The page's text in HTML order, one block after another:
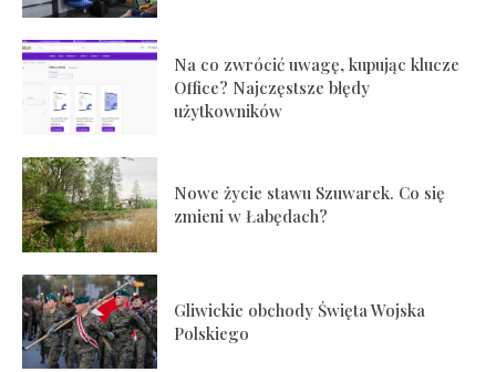
Na co zwrócić uwagę, kupując klucze
Office? Najczęstsze błędy
użytkowników
Nowe życie stawu Szuwarek. Co się
zmieni w Łabędach?
Gliwickie obchody Święta Wojska
Polskiego